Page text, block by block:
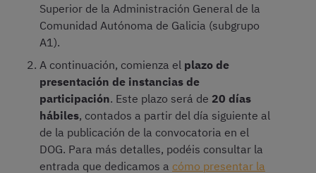
Superior de la Administración General de la
Comunidad Autónoma de Galicia (subgrupo
A1).
A continuación, comienza el plazo de
presentación de instancias de
participación. Este plazo será de 20 días
hábiles, contados a partir del día siguiente al
de la publicación de la convocatoria en el
DOG. Para más detalles, podéis consultar la
entrada que dedicamos a cómo presentar la